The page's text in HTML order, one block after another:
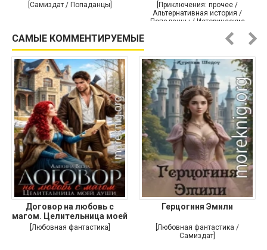
[Самиздат / Попаданцы]
[Приключения: прочее /
Альтернативная история /
Попаданцы / Исторические
САМЫЕ КОММЕНТИРУЕМЫЕ
Договор на любовь с
магом. Целительница моей
души
[Любовная фантастика]
Герцогиня Эмили
[Любовная фантастика /
Самиздат]